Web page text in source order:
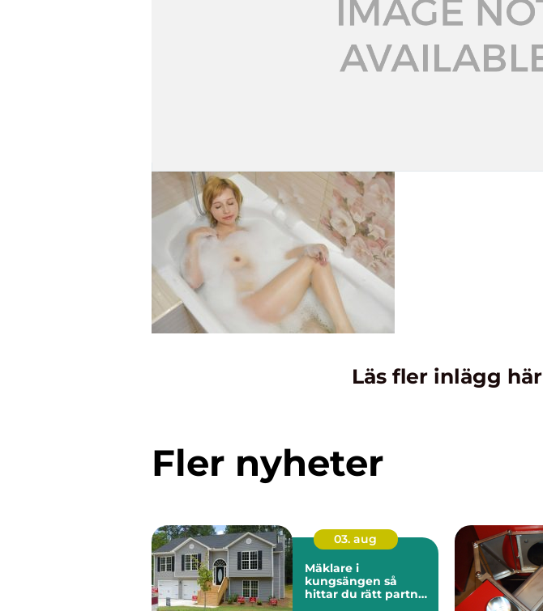
Läs fler inlägg här
Fler nyheter
03. aug
Mäklare i
kungsängen så
hittar du rätt partner